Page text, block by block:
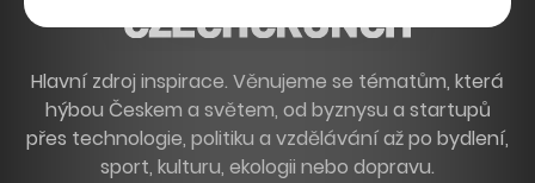
Hlavní zdroj inspirace. Věnujeme se tématům, která
hýbou Českem a světem, od byznysu a startupů
přes technologie, politiku a vzdělávání až po bydlení,
sport, kulturu, ekologii nebo dopravu.